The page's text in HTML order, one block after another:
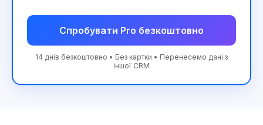
Спробувати Pro безкоштовно
14 днів безкоштовно • Без картки • Перенесемо дані з
іншої CRM